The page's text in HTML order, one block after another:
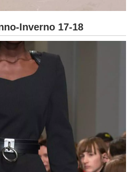
Inverno 17-18